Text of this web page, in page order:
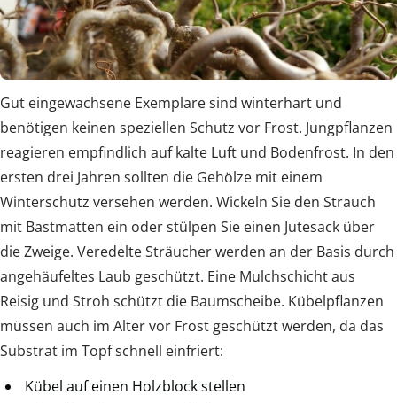
Gut eingewachsene Exemplare sind winterhart und
benötigen keinen speziellen Schutz vor Frost. Jungpflanzen
reagieren empfindlich auf kalte Luft und Bodenfrost. In den
ersten drei Jahren sollten die Gehölze mit einem
Winterschutz versehen werden. Wickeln Sie den Strauch
mit Bastmatten ein oder stülpen Sie einen Jutesack über
die Zweige. Veredelte Sträucher werden an der Basis durch
angehäufeltes Laub geschützt. Eine Mulchschicht aus
Reisig und Stroh schützt die Baumscheibe. Kübelpflanzen
müssen auch im Alter vor Frost geschützt werden, da das
Substrat im Topf schnell einfriert:
Kübel auf einen Holzblock stellen